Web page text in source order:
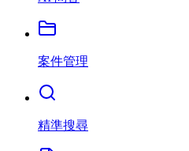
案件管理
精準搜尋